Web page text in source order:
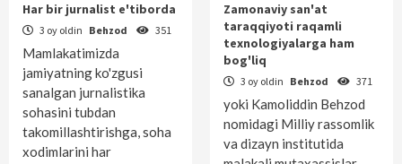
Har bir jurnalist e'tiborda
3 oy oldin Behzod 351
Mamlakatimizda
jamiyatning ko'zgusi
sanalgan jurnalistika
sohasini tubdan
takomillashtirishga, soha
xodimlarini har
Zamonaviy san'at
taraqqiyoti raqamli
texnologiyalarga ham
bog'liq
3 oy oldin Behzod 371
yoki Kamoliddin Behzod
nomidagi Milliy rassomlik
va dizayn institutida